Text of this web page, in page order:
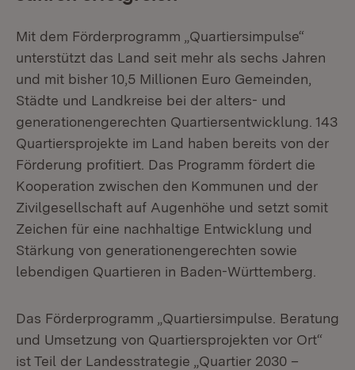
Mit dem Förderprogramm „Quartiersimpulse“
unterstützt das Land seit mehr als sechs Jahren
und mit bisher 10,5 Millionen Euro Gemeinden,
Städte und Landkreise bei der alters- und
generationengerechten Quartiersentwicklung. 143
Quartiersprojekte im Land haben bereits von der
Förderung profitiert. Das Programm fördert die
Kooperation zwischen den Kommunen und der
Zivilgesellschaft auf Augenhöhe und setzt somit
Zeichen für eine nachhaltige Entwicklung und
Stärkung von generationengerechten sowie
lebendigen Quartieren in Baden-Württemberg.
Das Förderprogramm „Quartiersimpulse. Beratung
und Umsetzung von Quartiersprojekten vor Ort“
ist Teil der Landesstrategie „Quartier 2030 –